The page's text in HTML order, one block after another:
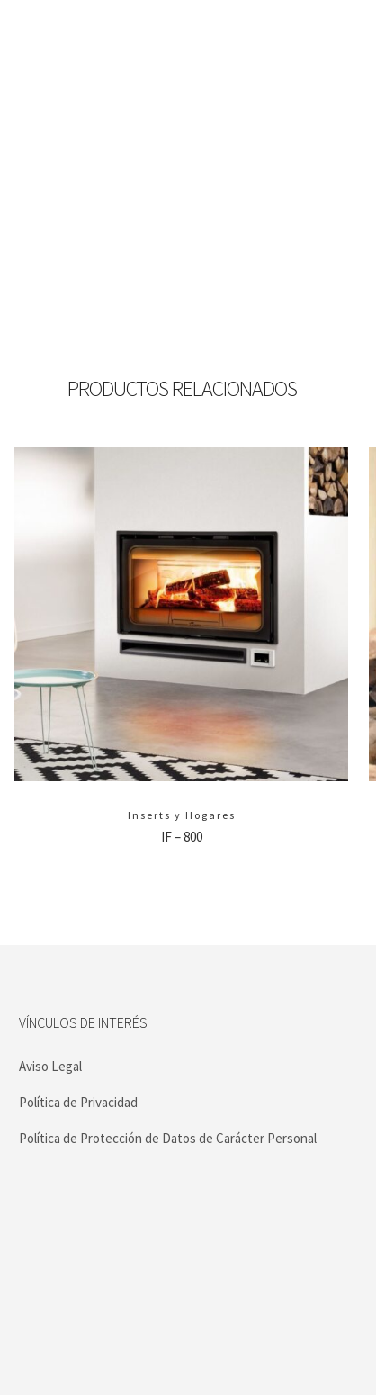
PRODUCTOS RELACIONADOS
Inserts y Hogares
IF – 800
VÍNCULOS DE INTERÉS
Aviso Legal
Política de Privacidad
Política de Protección de Datos de Carácter Personal